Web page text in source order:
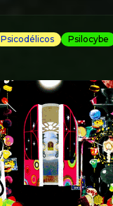
Psicodélicos Psilocybe